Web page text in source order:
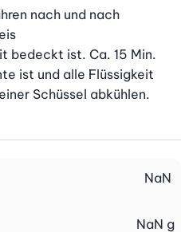
nach und nach
bedeckt ist. Ca. 15 Min.
ist und alle Flüssigkeit
Schüssel abkühlen.
NaN
NaN g